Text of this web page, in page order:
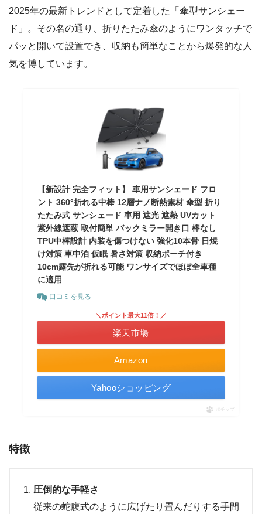
2025年の最新トレンドとして定着した「傘型サンシェー
ド」。その名の通り、折りたたみ傘のようにワンタッチで
パッと開いて設置でき、収納も簡単なことから爆発的な人
気を博しています。
【新設計 完全フィット】 車用サンシェード フロ
ント 360°折れる中棒 12層ナノ断熱素材 傘型 折り
たたみ式 サンシェード 車用 遮光 遮熱 UVカット
紫外線遮蔽 取付簡単 バックミラー開き口 棒なし
TPU中棒設計 内装を傷つけない 強化10本骨 日焼
け対策 車中泊 仮眠 暑さ対策 収納ポーチ付き
10cm露先が折れる可能 ワンサイズでほぼ全車種
に適用
口コミを見る
Amazon
＼ポイント最大11倍！／
楽天市場
Yahooショッピング
ポチップ
特徴
圧倒的な手軽さ
従来の蛇腹式のように広げたり畳んだりする手間